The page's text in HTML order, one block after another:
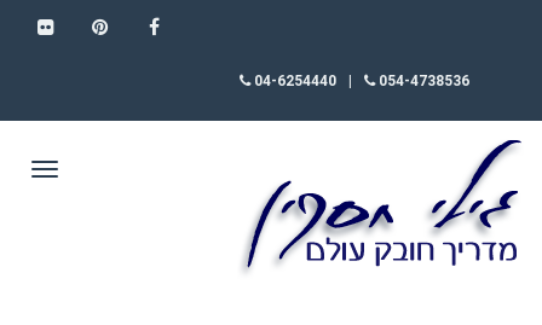
054-4738536
04-6254440